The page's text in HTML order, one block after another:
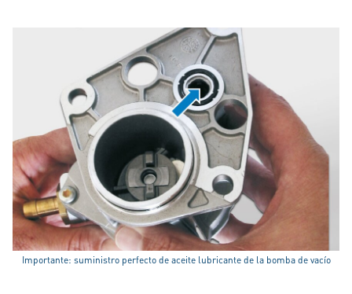
Importante: suministro perfecto de aceite lubricante de la bomba de vacío